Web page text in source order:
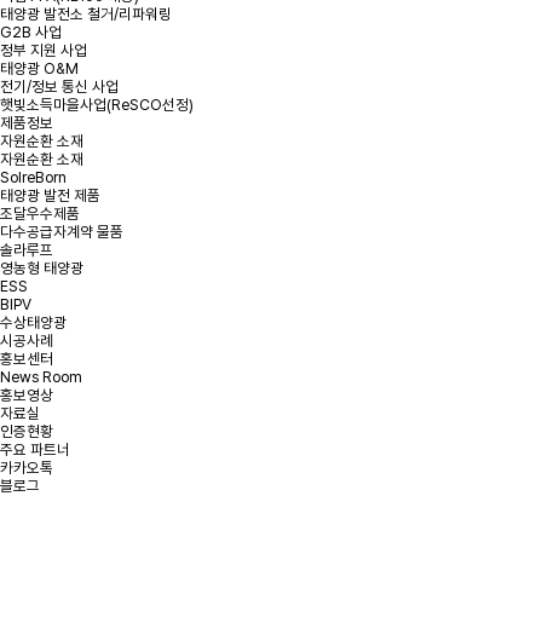
태양광 발전소 철거/리파워링
G2B 사업
정부 지원 사업
태양광 O&M
전기/정보 통신 사업
햇빛소득마을사업(ReSCO선정)
제품정보
자원순환 소재
자원순환 소재
SolreBorn
태양광 발전 제품
조달우수제품
다수공급자계약 물품
솔라루프
영농형 태양광
ESS
BIPV
수상태양광
시공사례
홍보센터
News Room
홍보영상
자료실
인증현황
주요 파트너
카카오톡
블로그